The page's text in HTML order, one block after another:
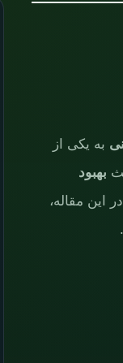
به یکی از
بهبود
این مقاله،